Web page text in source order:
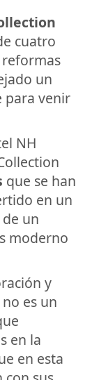
cuatro
un
para venir
NH
que se han
en un
un
moderno
y
es un
en la
en esta